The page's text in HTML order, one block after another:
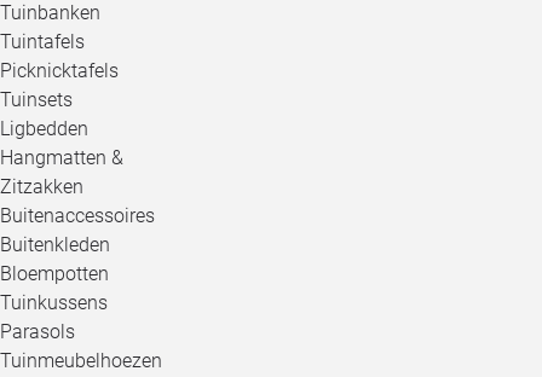
Tuinbanken
Tuintafels
Picknicktafels
Tuinsets
Ligbedden
Hangmatten &
Zitzakken
Buitenaccessoires
Buitenkleden
Bloempotten
Tuinkussens
Parasols
Tuinmeubelhoezen